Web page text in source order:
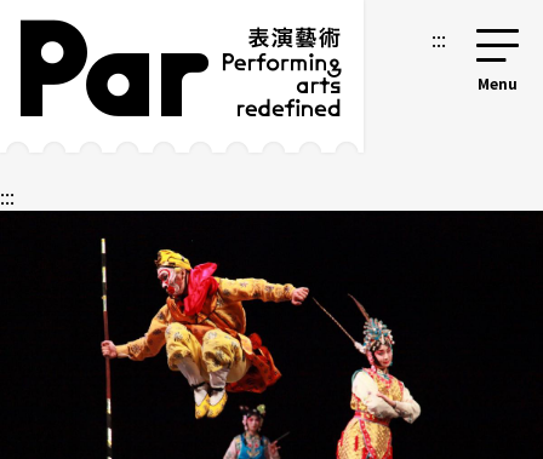
跳到主要内容区块
网站导览 :::
:::